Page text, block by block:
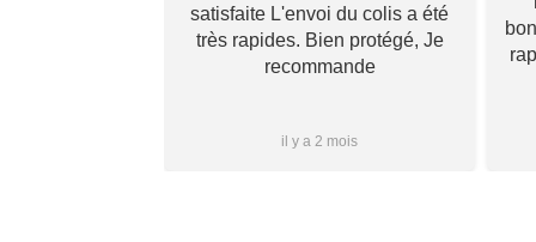
satisfaite L'envoi du colis a été
très rapides. Bien protégé, Je
recommande
il y a 2 mois